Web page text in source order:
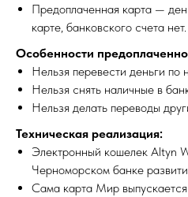
Предоплаченная карта —
карте, банковского счета
Особенности
Нельзя перевести деньги по
Нельзя снять наличные в
Нельзя делать переводы
Техническая реализация:
Электронный кошелек Altyn
Черноморском банке
Сама карта Мир